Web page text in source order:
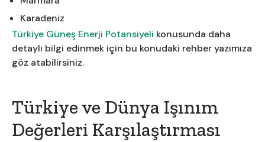
Karadeniz
Türkiye Güneş Enerji Potansiyeli konusunda daha
detaylı bilgi edinmek için bu konudaki rehber yazımıza
göz atabilirsiniz.
Türkiye ve Dünya Işınım
Değerleri Karşılaştırması